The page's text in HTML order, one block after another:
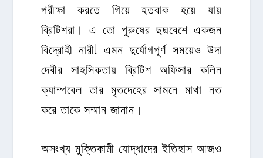
পরীক্ষা করতে গিয়ে হতবাক হয়ে যায়
ব্রিটিশরা। এ তো পুরুষের ছদ্মবেশে একজন
বিদ্রোহী নারী! এমন দুর্যোগপূর্ণ সময়েও উদা
দেবীর সাহসিকতায় ব্রিটিশ অফিসার কলিন
ক্যাম্পবেল তার মৃতদেহের সামনে মাথা নত
করে তাকে সম্মান জানান।
অসংখ্য মুক্তিকামী যোদ্ধাদের ইতিহাস আজও